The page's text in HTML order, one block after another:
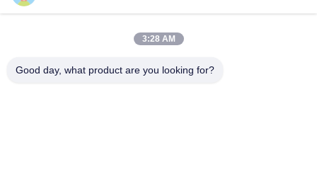
Filter Udara ULPA
3:28 AM
Good day, what product are you looking for?